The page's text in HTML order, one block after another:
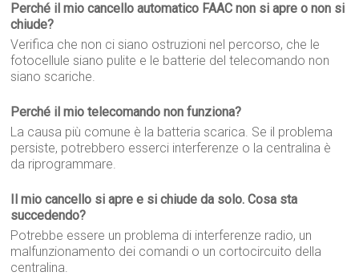
Perché il mio cancello automatico FAAC non si apre o non si
chiude?
Verifica che non ci siano ostruzioni nel percorso, che le
fotocellule siano pulite e le batterie del telecomando non
siano scariche.
Perché il mio telecomando non funziona?
La causa più comune è la batteria scarica. Se il problema
persiste, potrebbero esserci interferenze o la centralina è
da riprogrammare.
Il mio cancello si apre e si chiude da solo. Cosa sta
succedendo?
Potrebbe essere un problema di interferenze radio, un
malfunzionamento dei comandi o un cortocircuito della
centralina.